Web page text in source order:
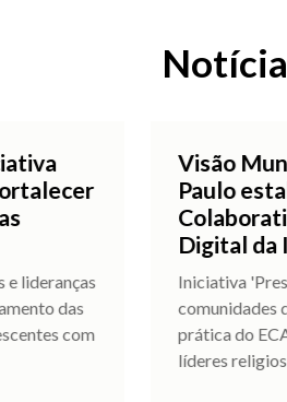
e lideranças
das
com
Visão
Paulo
Digital da
Iniciativa
comunidades
prática do
líderes